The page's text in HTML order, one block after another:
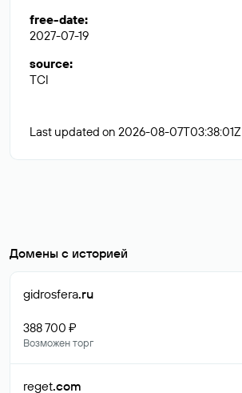
free-date:
2027-07-19
source:
TCI
Last updated on 2026-08-07T03:38:01Z
Домены с историей
gidrosfera.ru
388 700 ₽
Возможен торг
reget.com